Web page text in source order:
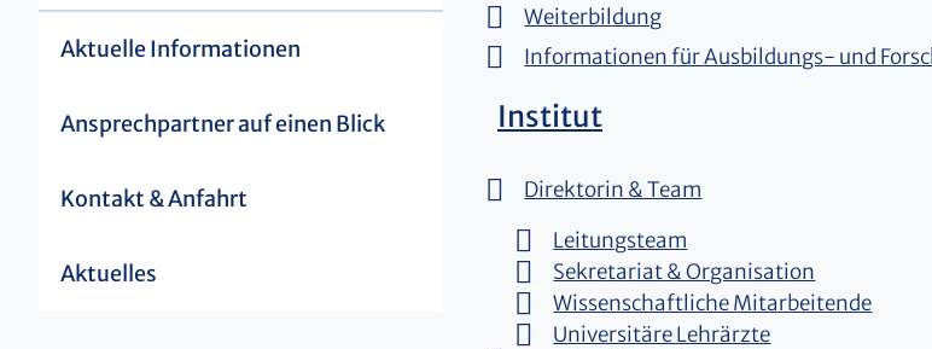
Aktuelle Informationen
Ansprechpartner auf einen Blick
Kontakt & Anfahrt
Aktuelles
Weiterbildung
Informationen für Ausbildungs- und
Institut
Direktorin & Team
Leitungsteam
Sekretariat & Organisation
Wissenschaftliche Mitarbeitende
Universitäre Lehrärzte